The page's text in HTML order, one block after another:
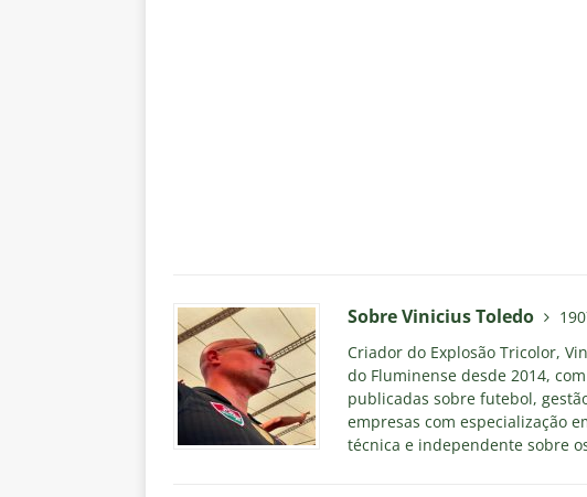
Sobre Vinicius Toledo
Criador do Explosão Tricolor,
do Fluminense desde 2014,
publicadas sobre futebol,
empresas com especialização
técnica e independente sobre